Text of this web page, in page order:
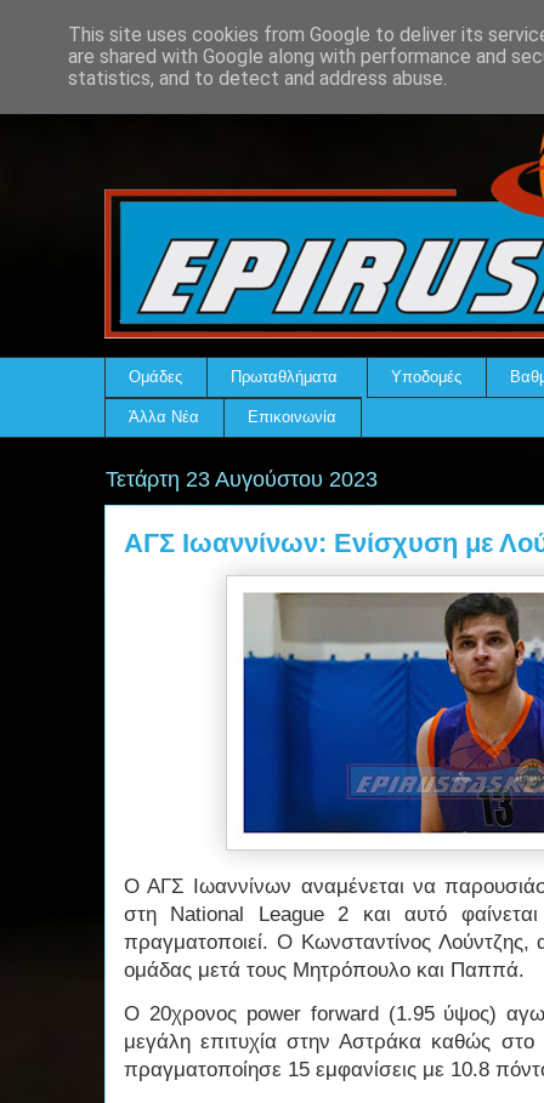
Ομάδες Πρωταθλήματα Υποδομές
Άλλα Νέα Επικοινωνία
Τετάρτη 23 Αυγούστου 2023
ΑΓΣ Ιωαννίνων: Ενίσχυση με
Ο ΑΓΣ Ιωαννίνων αναμένεται να
στη National League 2 και αυτό
πραγματοποιεί. Ο Κωνσταντίνος Λούντζης,
ομάδας μετά τους Μητρόπουλο και Παππά.
Ο 20χρονος power forward (1.95 ύψος)
μεγάλη επιτυχία στην Αστράκα καθώς
πραγματοποίησε 15 εμφανίσεις με 10.8
This site uses cookies from Google to deliver its
are shared with Google along with performance and
statistics, and to detect and address abuse.